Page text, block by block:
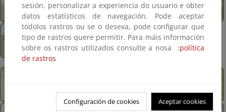
sesión, personalizar a experiencia do usuario e obter
datos estatísticos de navegación. Pode aceptar
tódolos rastros ou se o desexa, pode configurar que
tipo de rastros quere permitir. Para máis información
sobre os rastros utilizados consulte a nosa ;política
de rastros
Configuración de cookies Aceptar cookies